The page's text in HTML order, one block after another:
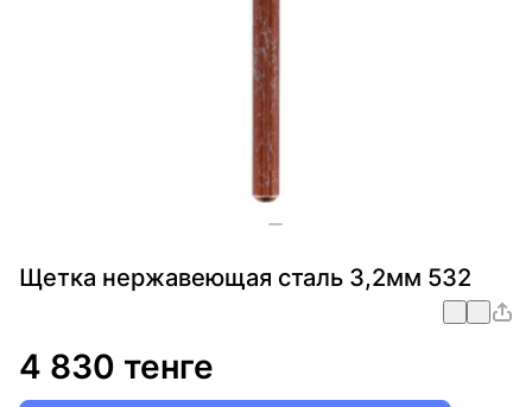
Щетка нержавеющая сталь 3,2мм 532
4 830 тенге